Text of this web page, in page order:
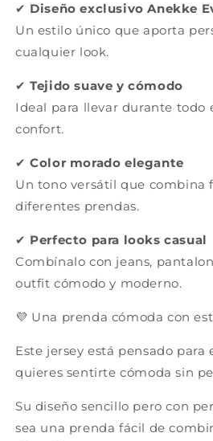
✔ Diseño exclusivo Anekke
Un estilo único que aporta
cualquier look.
✔Tejido suave y cómodo
Ideal para llevar durante todo
confort.
✔Color morado elegante
Un tono versátil que combina
diferentes prendas.
✔ Perfecto para looks casual
Combínalo con jeans,
outfit cómodo y moderno.
💜 Una prenda cómoda con
Este jersey está pensado para
quieres sentirte cómoda sin
Su diseño sencillo pero con
sea una prenda fácil de